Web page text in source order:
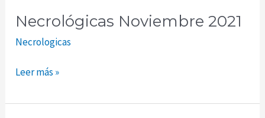
Necrológicas Noviembre 2021
Necrologicas
Necrológicas
Noviembre
Leer más »